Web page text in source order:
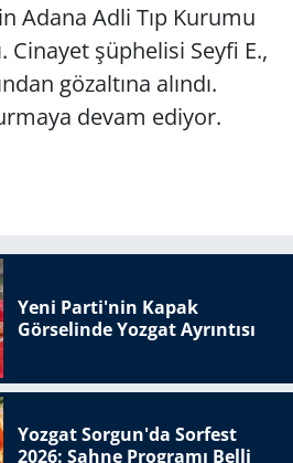
Adana Adli Tıp Kurumu
Cinayet şüphelisi Seyfi E.,
gözaltına alındı.
devam ediyor.
Yeni Parti'nin Kapak
Görselinde Yozgat Ayrıntısı
Yozgat Sorgun'da Sorfest
2026: Sahne Programı Belli